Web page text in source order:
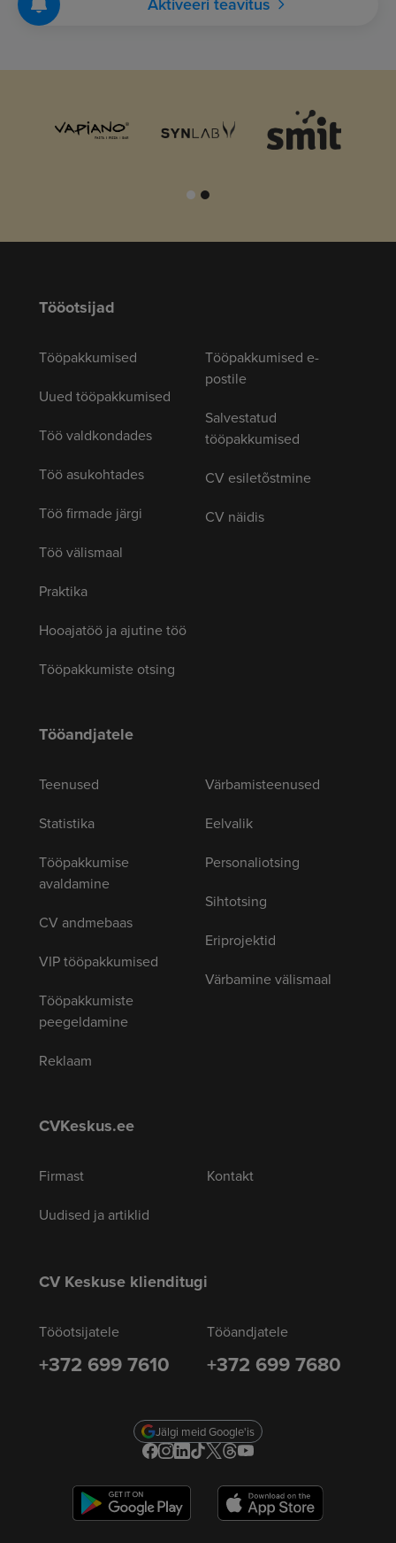
Tööotsijad
Tööpakkumised
Uued tööpakkumised
Töö valdkondades
Töö asukohtades
Töö firmade järgi
Töö välismaal
Praktika
Hooajatöö ja ajutine töö
Tööpakkumiste otsing
Tööpakkumised e-
postile
Salvestatud
tööpakkumised
CV esiletõstmine
CV näidis
Tööandjatele
Teenused
Statistika
Tööpakkumise
avaldamine
CV andmebaas
VIP tööpakkumised
Tööpakkumiste
peegeldamine
Reklaam
Värbamisteenused
Eelvalik
Personaliotsing
Sihtotsing
Eriprojektid
Värbamine välismaal
CVKeskus.ee
Firmast
Uudised ja artiklid
Kontakt
CV Keskuse klienditugi
Tööotsijatele
+372 699 7610
Tööandjatele
+372 699 7680
Jälgi meid Google'is